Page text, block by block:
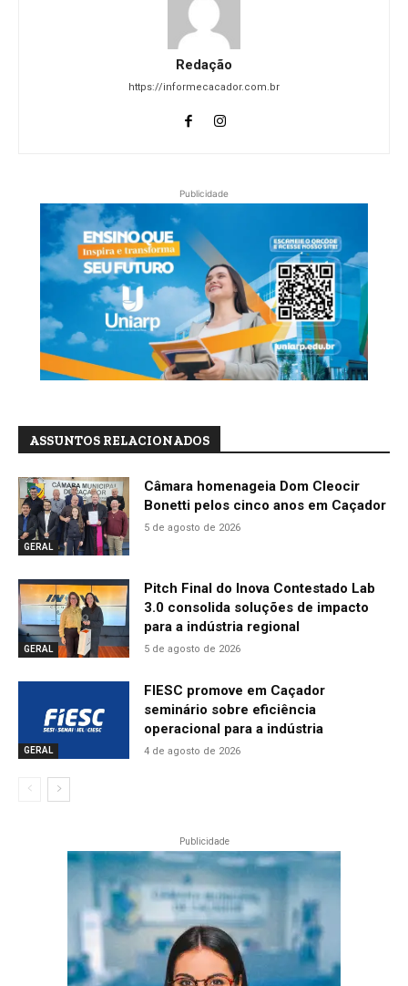
Redação
https://informecacador.com.br
Publicidade
ASSUNTOS RELACIONADOS
GERAL
Câmara homenageia Dom Cleocir
Bonetti pelos cinco anos em Caçador
5 de agosto de 2026
GERAL
Pitch Final do Inova Contestado Lab
3.0 consolida soluções de impacto
para a indústria regional
5 de agosto de 2026
GERAL
FIESC promove em Caçador
seminário sobre eficiência
operacional para a indústria
4 de agosto de 2026
Publicidade